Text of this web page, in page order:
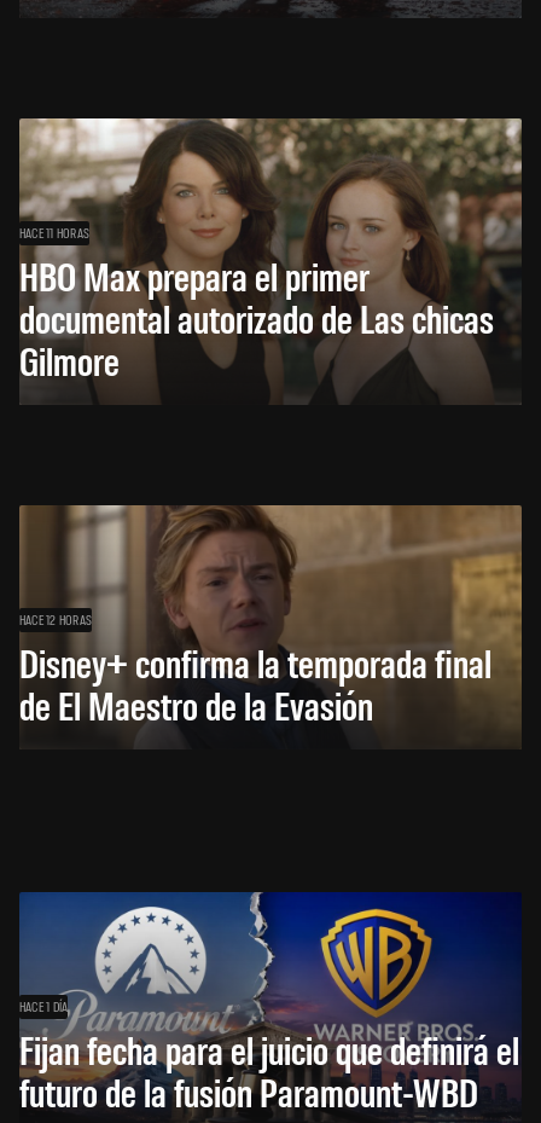
HACE 11 HORAS
HBO Max prepara el primer
documental autorizado de Las chicas
Gilmore
HACE 12 HORAS
Disney+ confirma la temporada final
de El Maestro de la Evasión
HACE 1 DÍA
Fijan fecha para el juicio que definirá el
futuro de la fusión Paramount-WBD